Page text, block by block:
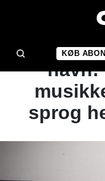
KØB
Tre
navn:
sprog